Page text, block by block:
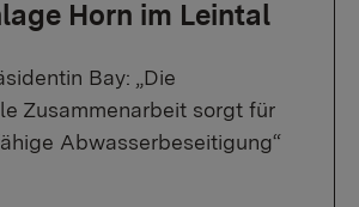
Horn im Leintal
Bay: „Die
Zusammenarbeit sorgt für
Abwasserbeseitigung“